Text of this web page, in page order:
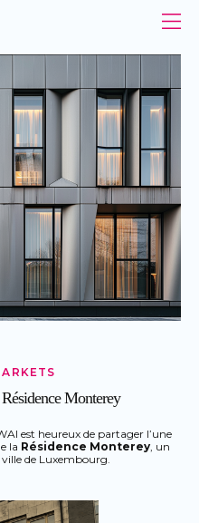
Monterey
est heureux de partager l’une
la Résidence Monterey , un
de Luxembourg.